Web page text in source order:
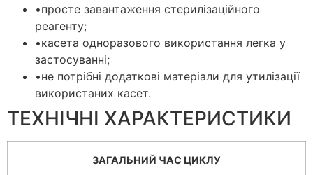
•просте завантаження стерилізаційного
реагенту;
•касета одноразового використання легка у
застосуванні;
•не потрібні додаткові матеріали для утилізації
використаних касет.
ТЕХНІЧНІ ХАРАКТЕРИСТИКИ
ЗАГАЛЬНИЙ ЧАС ЦИКЛУ